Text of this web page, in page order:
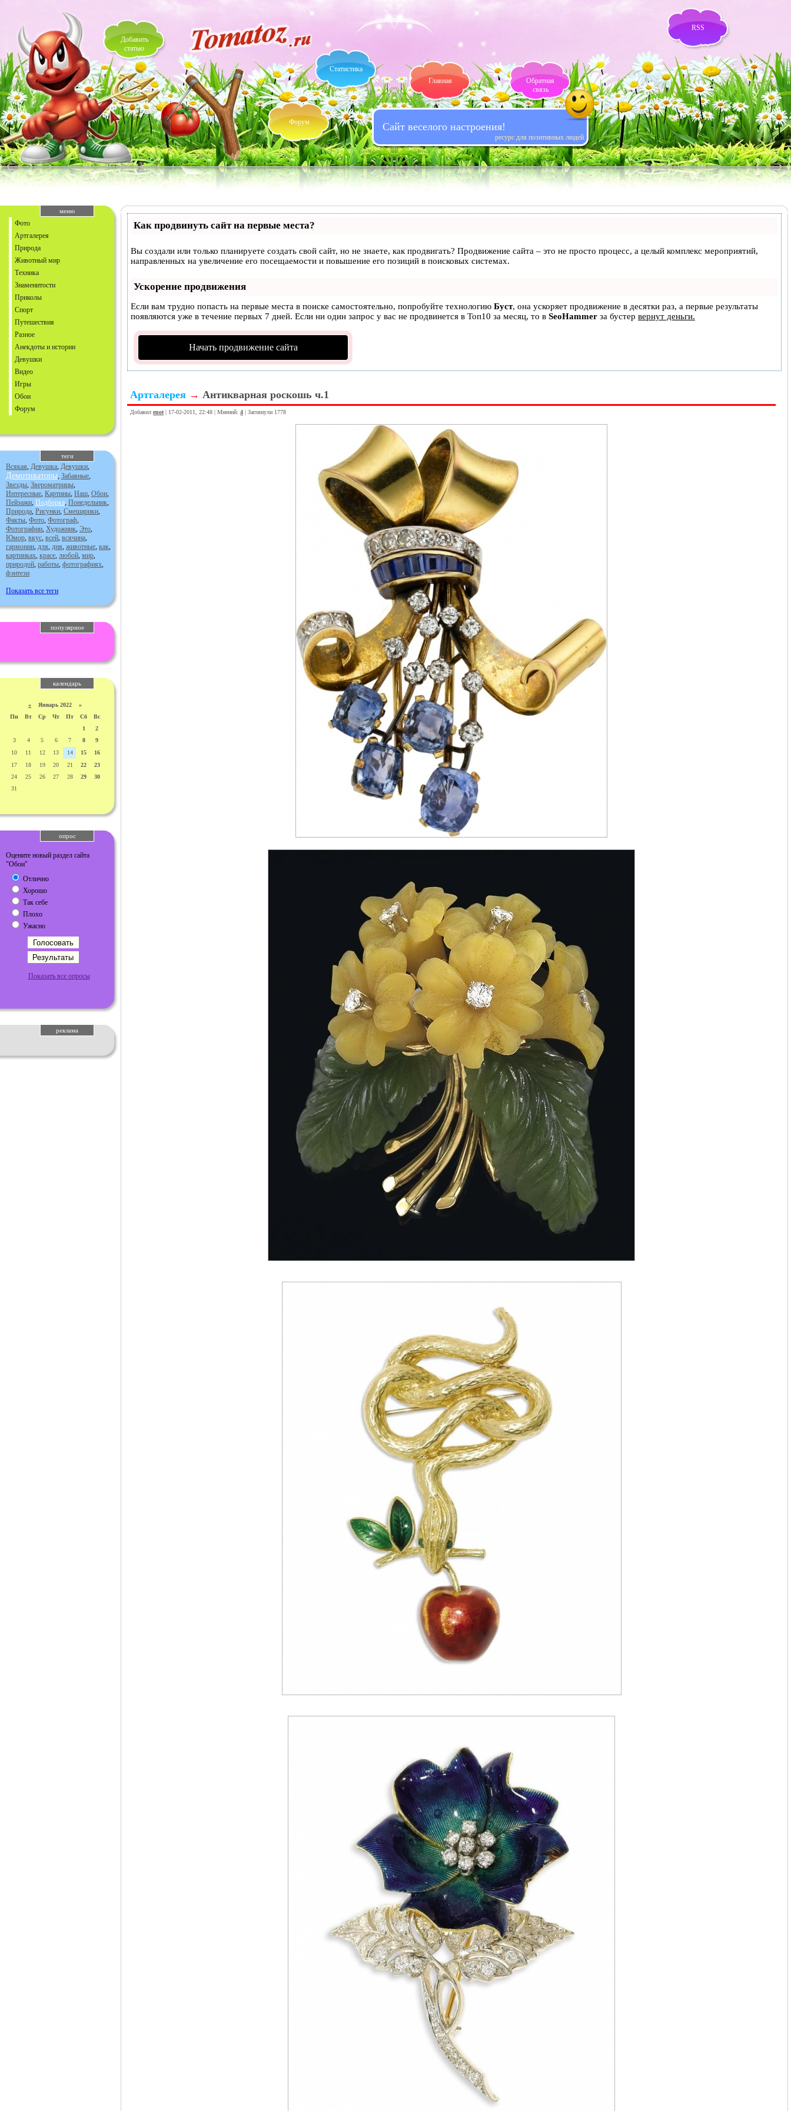
Сайт веселого настроения!
ресурс для позитивных людей
Добавить
статью
Главная
Форум
Статистика
RSS
Обратная
связь
меню
Фото
Артгалерея
Природа
Животный мир
Техника
Знаменитости
Приколы
Спорт
Путешествия
Разное
Анекдоты и истории
Девушки
Видео
Игры
Обои
Форум
теги
Всякая, Девушка, Девушки,
Демотиваторы, Забавные,
Звезды, Звероматрицы,
Интересные, Картины, Наш, Обои,
Пейзажи, Подборка, Понедельник,
Природа, Рисунки, Смешарики,
Факты, Фото, Фотограф,
Фотографии, Художник, Это,
Юмор, вкус, всей, всячина,
гармонии, для, дня, животные, как,
картинках, красе, любой, мир,
природой, работы, фотографиях,
фэнтези
Показать все теги
популярное
календарь
« Январь 2022 »
Пн
Вт Ср Чт Пт Сб
Вс
1
2
3
4 5 6 7 8
9
10
11 12 13 14 15
16
17
18 19 20 21 22
23
24
25 26 27 28 29
30
31
опрос
Оцените новый раздел сайта
"Обои"
Отлично
Хорошо
Так себе
Плохо
Ужасно
Показать все опросы
реклама
Как продвинуть сайт на первые места?
Вы создали или только планируете создать свой сайт, но не знаете, как продвигать? Продвижение сайта – это не просто процесс, а целый комплекс мероприятий,
направленных на увеличение его посещаемости и повышение его позиций в поисковых системах.
Ускорение продвижения
Если вам трудно попасть на первые места в поиске самостоятельно, попробуйте технологию Буст, она ускоряет продвижение в десятки раз, а первые результаты
появляются уже в течение первых 7 дней. Если ни один запрос у вас не продвинется в Топ10 за месяц, то в SeoHammer за бустер вернут деньги.
Начать продвижение сайта
Артгалерея → Антикварная роскошь ч.1
Добавил enot | 17-02-2011, 22:48 | Мнений: 4 | Заглянули 1778